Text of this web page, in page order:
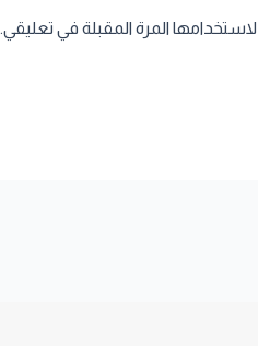
المرة المقبلة في تعليقي.